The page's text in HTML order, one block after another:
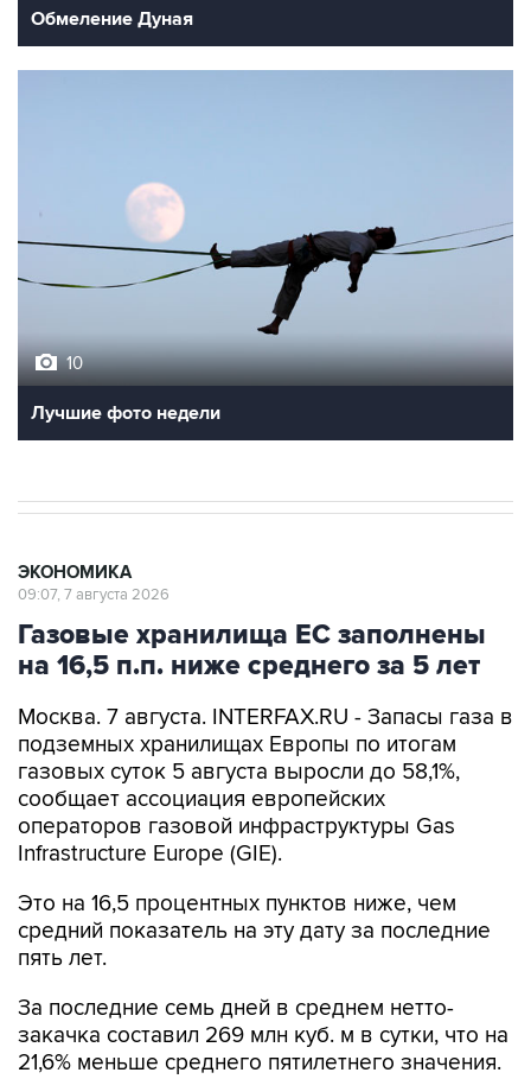
Обмеление Дуная
10
Лучшие фото недели
ЭКОНОМИКА
09:07, 7 августа 2026
Газовые хранилища ЕС заполнены
на 16,5 п.п. ниже среднего за 5 лет
Москва. 7 августа. INTERFAX.RU - Запасы газа в
подземных хранилищах Европы по итогам
газовых суток 5 августа выросли до 58,1%,
сообщает ассоциация европейских
операторов газовой инфраструктуры Gas
Infrastructure Europe (GIE).
Это на 16,5 процентных пунктов ниже, чем
средний показатель на эту дату за последние
пять лет.
За последние семь дней в среднем нетто-
закачка составил 269 млн куб. м в сутки, что на
21,6% меньше среднего пятилетнего значения.